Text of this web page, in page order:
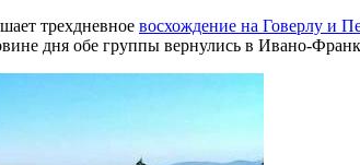
трехдневное восхождение на Говерлу и
дня обе группы вернулись в Ивано-